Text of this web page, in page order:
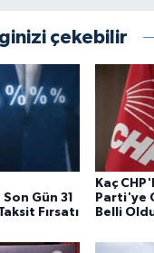
çekebilir
Gün 31
Fırsatı
Kaç
Parti'ye
Belli